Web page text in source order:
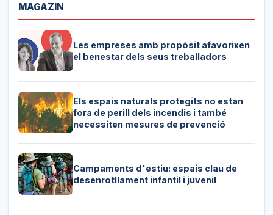
MAGAZIN
Les empreses amb propòsit afavorixen
el benestar dels seus treballadors
Els espais naturals protegits no estan
fora de perill dels incendis i també
necessiten mesures de prevenció
Campaments d'estiu: espais clau de
desenrotllament infantil i juvenil